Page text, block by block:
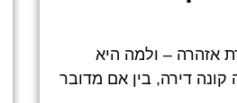
אזהרה – ולמה היא
דירה, בין אם מדובר